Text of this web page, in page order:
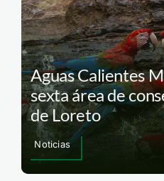
Aguas Calientes
sexta área de
de Loreto
Noticias